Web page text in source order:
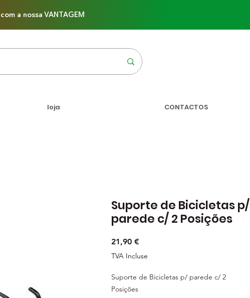
a nossa VANTAGEM
loja CONTACTOS
Suporte de Bicicletas p/
parede c/ 2 Posições
21,90 €Prix
TVA Incluse
Suporte de Bicicletas p/ parede c/ 2
Posições